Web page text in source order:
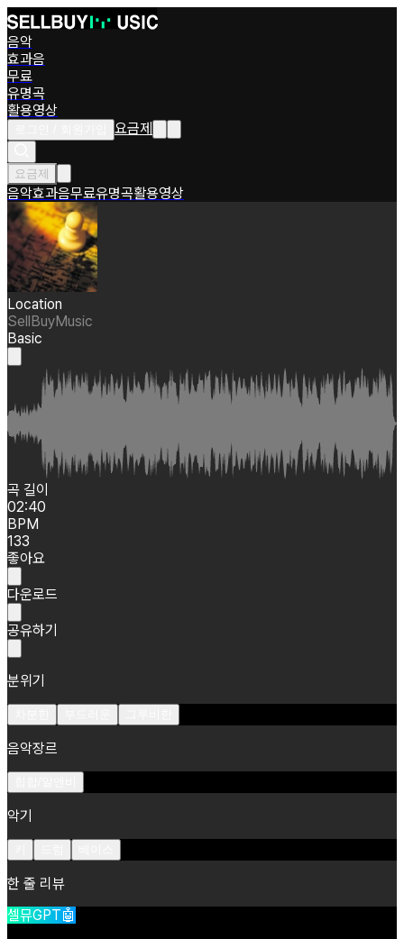
음악
효과음
무료
유명곡
활용영상
요금제
요금제
음악효과음무료유명곡활용영상
Location
SellBuyMusic
Basic
곡 길이
02:40
BPM
133
좋아요
다운로드
공유하기
분위기
음악장르
악기
한 줄 리뷰
셀뮤GPT🤖